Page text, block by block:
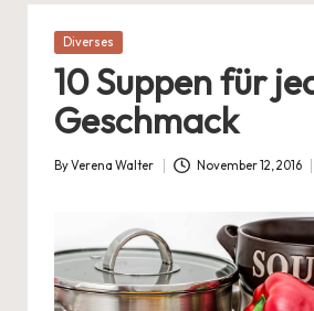
Posted
Diverses
10 Suppen für
Geschmack
Posted
ByVerena Walter November 12, 2016